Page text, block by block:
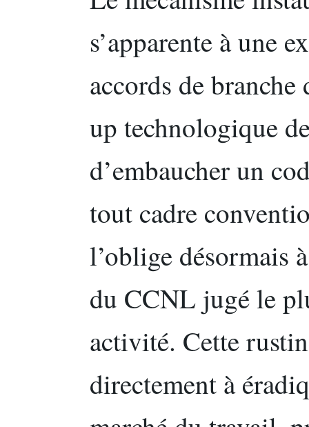
s’apparente à une
accords de
up technologique
d’embaucher un
tout cadre
l’oblige désormais
du CCNL jugé le
activité. Cette
directement à